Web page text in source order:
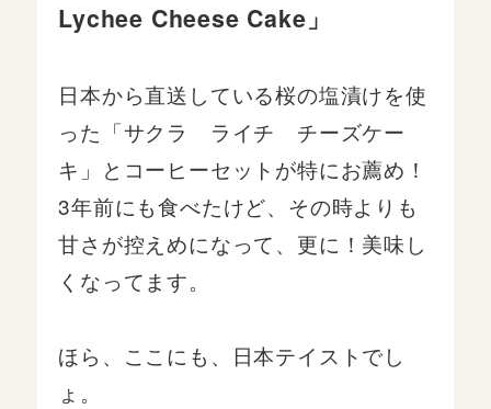
Lychee Cheese Cake」
日本から直送している桜の塩漬けを使
った「サクラ ライチ チーズケー
キ」とコーヒーセットが特にお薦め！
3年前にも食べたけど、その時よりも
甘さが控えめになって、更に！美味し
くなってます。
ほら、ここにも、日本テイストでし
ょ。